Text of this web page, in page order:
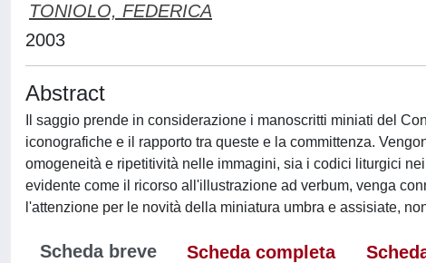
TONIOLO, FEDERICA
2003
Abstract
Il saggio prende in considerazione i manoscritti miniati del
iconografiche e il rapporto tra queste e la committenza.
omogeneità e ripetitività nelle immagini, sia i codici liturgici
evidente come il ricorso all'illustrazione ad verbum, venga
l'attenzione per le novità della miniatura umbra e assisiate,
Scheda breve Scheda completa